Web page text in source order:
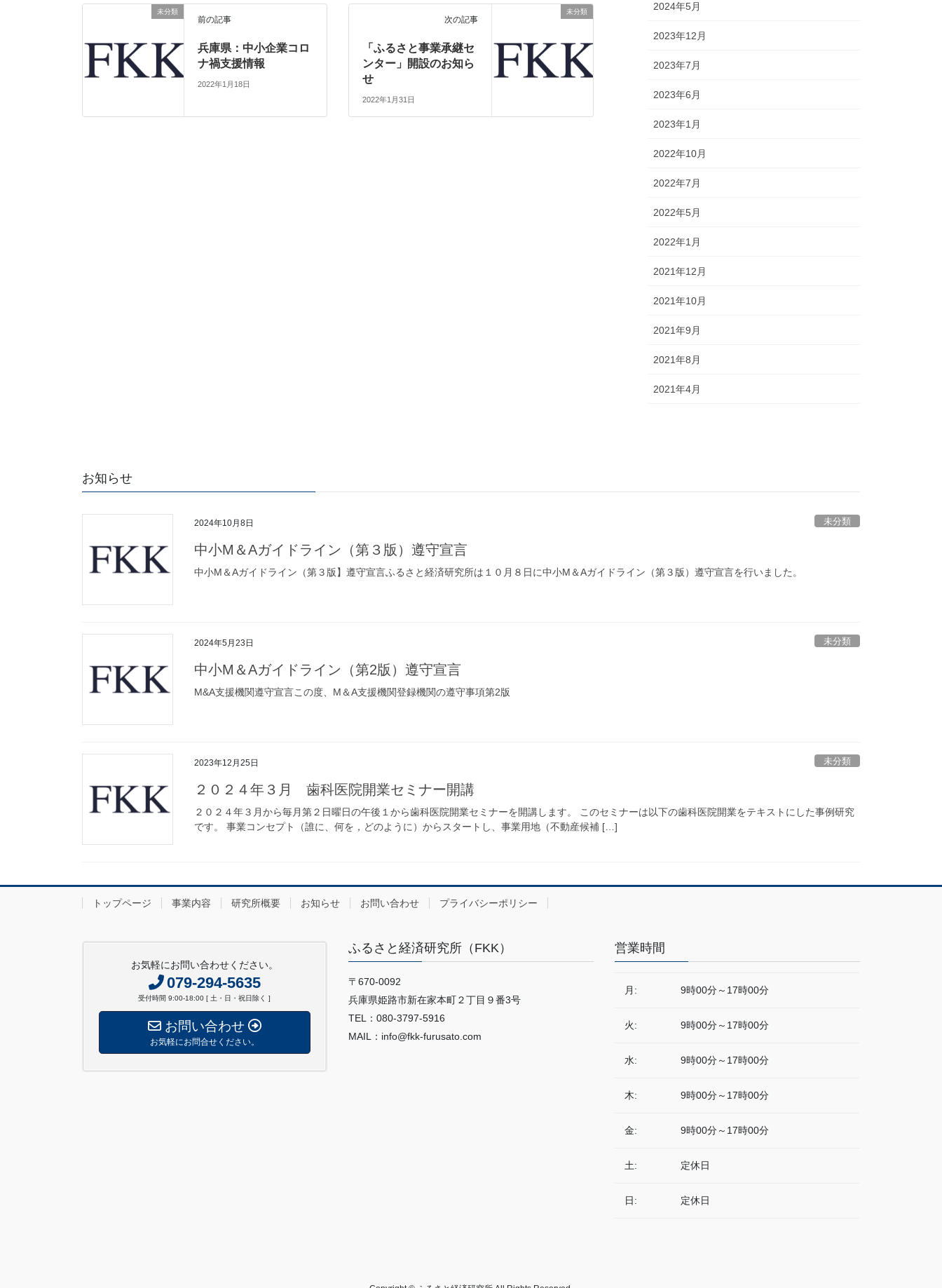
未分類
前の記事
兵庫県：中小企業コロ
ナ禍支援情報
2022年1月18日
未分類
次の記事
「ふるさと事業承継セ
ンター」開設のお知ら
せ
2022年1月31日
2024年5月
2023年12月
2023年7月
2023年6月
2023年1月
2022年10月
2022年7月
2022年5月
2022年1月
2021年12月
2021年10月
2021年9月
2021年8月
2021年4月
お知らせ
2024年10月8日 未分類
中小M＆Aガイドライン（第３版）遵守宣言
中小M＆Aガイドライン（第３版】遵守宣言ふるさと経済研究所は１０月８日に中小M＆Aガイドライン（第３版）遵守宣言を行いました。
2024年5月23日 未分類
中小M＆Aガイドライン（第2版）遵守宣言
M&A支援機関遵守宣言この度、M＆A支援機関登録機関の遵守事項第2版
2023年12月25日 未分類
２０２４年３月 歯科医院開業セミナー開講
２０２４年３月から毎月第２日曜日の午後１から歯科医院開業セミナーを開講します。 このセミナーは以下の歯科医院開業をテキストにした事例研究
です。 事業コンセプト（誰に、何を，どのように）からスタートし、事業用地（不動産候補 […]
トップページ 事業内容 研究所概要 お知らせ お問い合わせ プライバシーポリシー
お気軽にお問い合わせください。
079-294-5635
受付時間 9:00-18:00 [ 土・日・祝日除く ]
お問い合わせ
お気軽にお問合せください。
ふるさと経済研究所（FKK）
〒670-0092
兵庫県姫路市新在家本町２丁目９番3号
TEL：080-3797-5916
MAIL：info@fkk-furusato.com
営業時間
月: 9時00分～17時00分
火: 9時00分～17時00分
水: 9時00分～17時00分
木: 9時00分～17時00分
金: 9時00分～17時00分
土: 定休日
日: 定休日